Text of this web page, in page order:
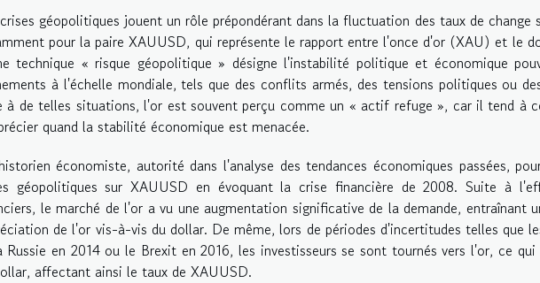
géopolitiques jouent un rôle prépondérant dans la fluctuation des taux de change
pour la paire XAUUSD, qui représente le rapport entre l'once d'or (XAU) et le
technique « risque géopolitique » désigne l'instabilité politique et économique
à l'échelle mondiale, tels que des conflits armés, des tensions politiques ou
à de telles situations, l'or est souvent perçu comme un « actif refuge », car il tend à
quand la stabilité économique est menacée.
économiste, autorité dans l'analyse des tendances économiques passées,
géopolitiques sur XAUUSD en évoquant la crise financière de 2008. Suite à
le marché de l'or a vu une augmentation significative de la demande, entraînant
de l'or vis-à-vis du dollar. De même, lors de périodes d'incertitudes telles que
Russie en 2014 ou le Brexit en 2016, les investisseurs se sont tournés vers l'or, ce
affectant ainsi le taux de XAUUSD.